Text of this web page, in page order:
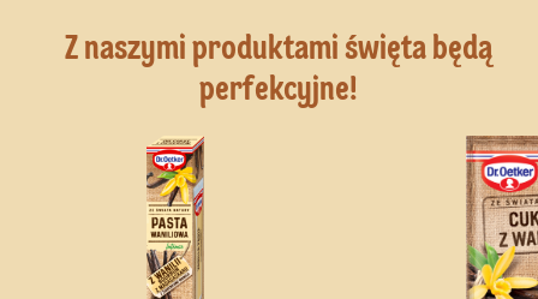
Z naszymi produktami święta będą
perfekcyjne!